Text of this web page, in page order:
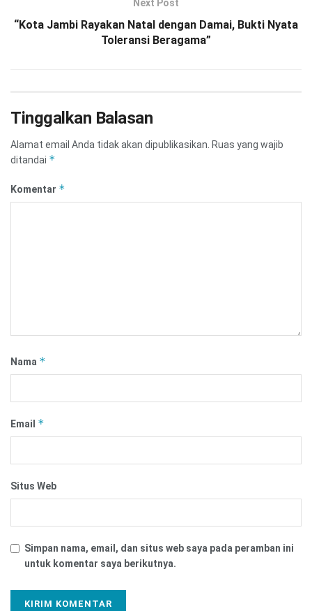
Next Post
“Kota Jambi Rayakan Natal dengan Damai, Bukti Nyata
Toleransi Beragama”
Tinggalkan Balasan
Alamat email Anda tidak akan dipublikasikan. Ruas yang wajib
ditandai *
Komentar *
Nama *
Email *
Situs Web
Simpan nama, email, dan situs web saya pada peramban ini
untuk komentar saya berikutnya.